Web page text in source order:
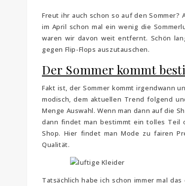
Freut ihr auch schon so auf den
im April schon mal ein wenig die
waren wir davon weit entfernt. Schön
gegen Flip-Flops auszutauschen.
Der Sommer kommt
Fakt ist, der Sommer kommt irgendwann
modisch, dem aktuellen Trend folgend
Menge Auswahl. Wenn man dann auf die
dann findet man bestimmt ein tolles Teil
Shop. Hier findet man Mode zu fairen
Qualität.
Tatsächlich habe ich schon immer mal